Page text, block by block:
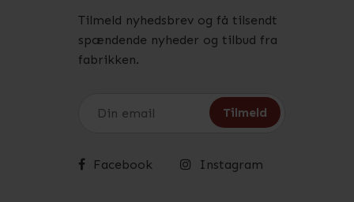
Tilmeld nyhedsbrev og få tilsendt
spændende nyheder og tilbud fra
fabrikken.
Facebook Instagram